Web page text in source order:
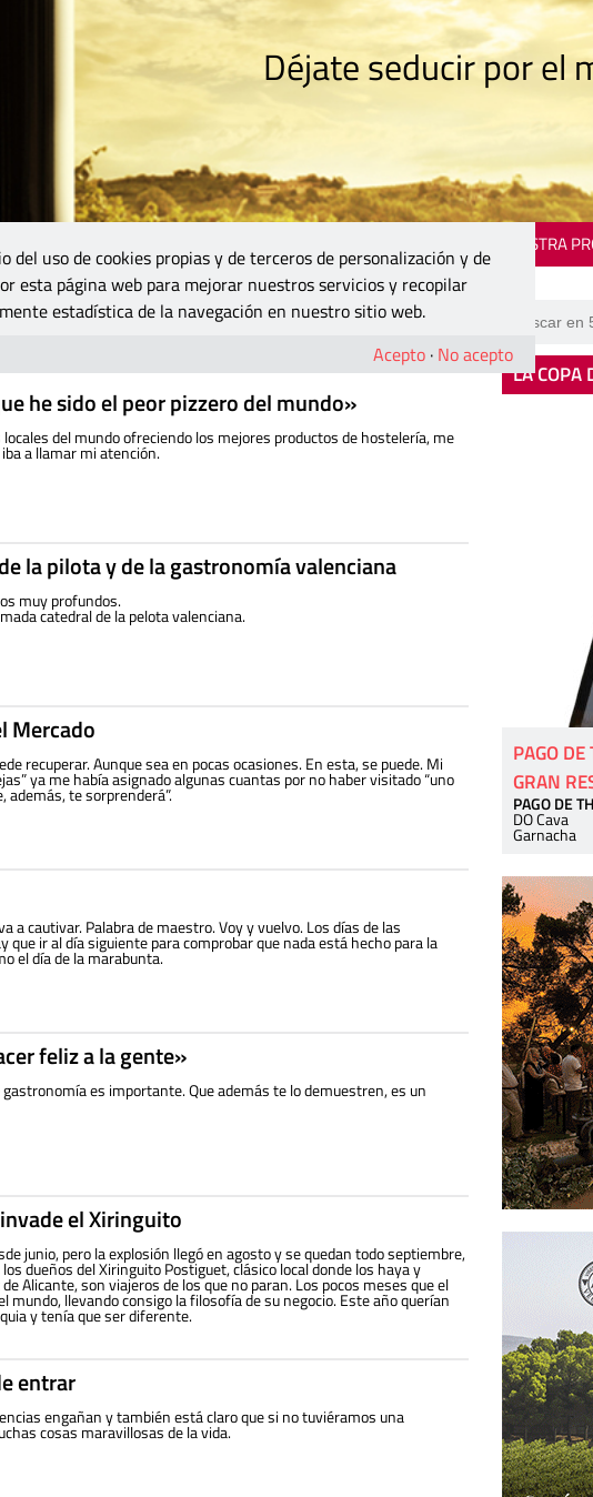
Déjate seducir por el
MOSTRA
he sido el peor pizzero del mundo»
del mundo ofreciendo los mejores productos de hostelería, me
a llamar mi atención.
la pilota y de la gastronomía valenciana
muy profundos.
catedral de la pelota valenciana.
Mercado
recuperar. Aunque sea en pocas ocasiones. En esta, se puede. Mi
ya me había asignado algunas cuantas por no haber visitado “uno
además, te sorprenderá”.
a cautivar. Palabra de maestro. Voy y vuelvo. Los días de las
que ir al día siguiente para comprobar que nada está hecho para la
el día de la marabunta.
feliz a la gente»
es importante. Que además te lo demuestren, es un
el Xiringuito
junio, pero la explosión llegó en agosto y se quedan todo septiembre,
dueños del Xiringuito Postiguet, clásico local donde los haya y
Alicante, son viajeros de los que no paran. Los pocos meses que el
mundo, llevando consigo la filosofía de su negocio. Este año querían
y tenía que ser diferente.
entrar
engañan y también está claro que si no tuviéramos una
cosas maravillosas de la vida.
LA COPA
PAGO
GRAN
PAGO DE
DO Cava
Garnacha
del uso de cookies propias y de terceros de personalización y de
esta página web para mejorar nuestros servicios y recopilar
estadística de la navegación en nuestro sitio web.
Acepto · No acepto